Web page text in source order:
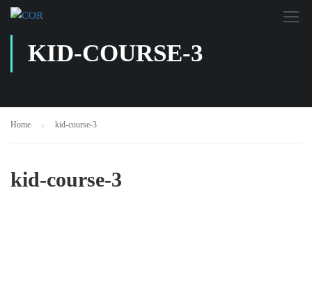
KID-COURSE-3
Home kid-course-3
kid-course-3